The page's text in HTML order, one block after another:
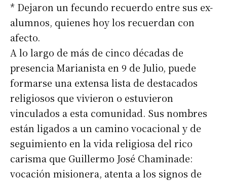
* Dejaron un fecundo recuerdo entre sus ex-
alumnos, quienes hoy los recuerdan con
afecto.
A lo largo de más de cinco décadas de
presencia Marianista en 9 de Julio, puede
formarse una extensa lista de destacados
religiosos que vivieron o estuvieron
vinculados a esta comunidad. Sus nombres
están ligados a un camino vocacional y de
seguimiento en la vida religiosa del rico
carisma que Guillermo José Chaminade:
vocación misionera, atenta a los signos de